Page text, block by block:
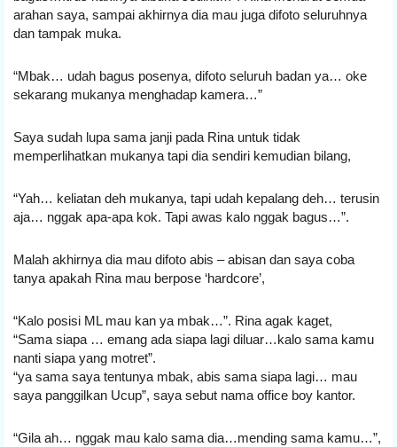
arahan saya, sampai akhirnya dia mau juga difoto seluruhnya
dan tampak muka.
“Mbak… udah bagus posenya, difoto seluruh badan ya… oke
sekarang mukanya menghadap kamera…”
Saya sudah lupa sama janji pada Rina untuk tidak
memperlihatkan mukanya tapi dia sendiri kemudian bilang,
“Yah… keliatan deh mukanya, tapi udah kepalang deh… terusin
aja… nggak apa-apa kok. Tapi awas kalo nggak bagus…”.
Malah akhirnya dia mau difoto abis – abisan dan saya coba
tanya apakah Rina mau berpose ‘hardcore’,
“Kalo posisi ML mau kan ya mbak…”. Rina agak kaget,
“Sama siapa … emang ada siapa lagi diluar…kalo sama kamu
nanti siapa yang motret”.
“ya sama saya tentunya mbak, abis sama siapa lagi… mau
saya panggilkan Ucup”, saya sebut nama office boy kantor.
“Gila ah… nggak mau kalo sama dia…mending sama kamu…”,